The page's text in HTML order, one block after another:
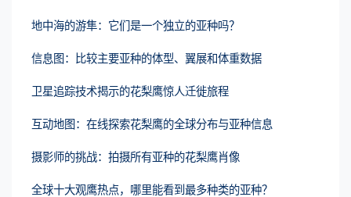
地中海的游隼：它们是一个独立的亚种吗？
信息图：比较主要亚种的体型、翼展和体重数据
卫星追踪技术揭示的花梨鹰惊人迁徙旅程
互动地图：在线探索花梨鹰的全球分布与亚种信息
摄影师的挑战：拍摄所有亚种的花梨鹰肖像
全球十大观鹰热点，哪里能看到最多种类的亚种？